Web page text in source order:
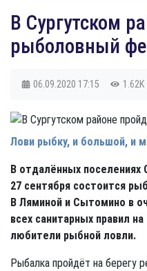
​В Сургутском
рыболовный
06.09.2020 17:15 1.62K
Лови рыбку, и большой, и
В отдалённых поселениях
27 сентября состоится
В Ляминой и Сытомино в
всех санитарных правил
любители рыбной ловли.
Рыбалка пройдёт на берегу